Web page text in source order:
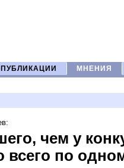
ПУБЛИКАЦИИ МНЕНИЯ
:
чем у
всего по